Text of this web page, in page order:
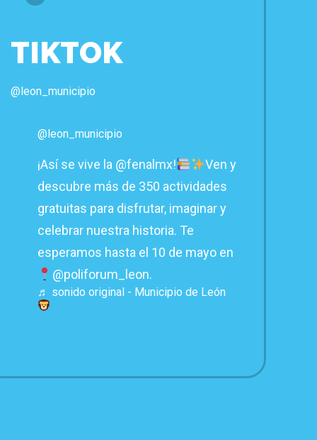
TIKTOK
@leon_municipio
@leon_municipio
¡Así se vive la @fenalmx!
Ven y
descubre más de 350 actividades
gratuitas para disfrutar, imaginar y
celebrar nuestra historia. Te
esperamos hasta el 10 de mayo en
@poliforum_leon.
♬ sonido original - Municipio de León